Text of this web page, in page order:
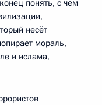
понять, с чем
несёт
мораль,
и ислама,